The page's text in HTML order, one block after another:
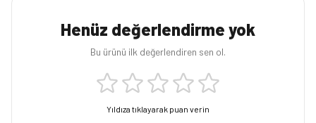
Henüz değerlendirme yok
Bu ürünü ilk değerlendiren sen ol.
Yıldıza tıklayarak puan verin